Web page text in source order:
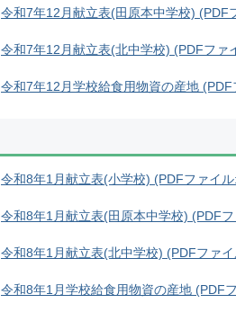
令和7年12月献立表(田原本中学校) (PDF
令和7年12月献立表(北中学校) (PDFファ
令和7年12月学校給食用物資の産地
令和8年1月献立表(小学校) (PDFファイ
令和8年1月献立表(田原本中学校) (PDF
令和8年1月献立表(北中学校) (PDFファ
令和8年1月学校給食用物資の産地 (PDF